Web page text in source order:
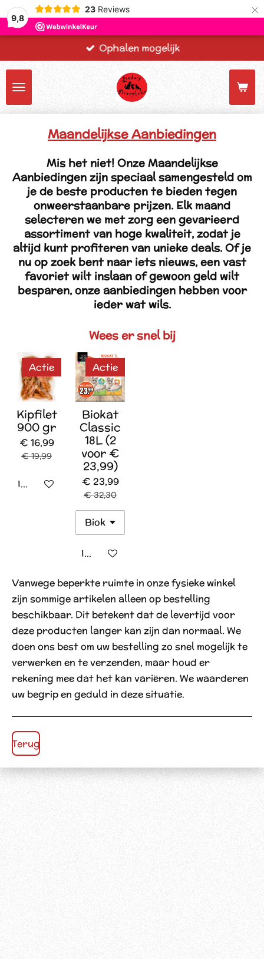
9,8
23 Reviews ×
Ophalen mogelijk
Maandelijkse Aanbiedingen
Mis het niet! Onze Maandelijkse
Aanbiedingenzijn speciaal samengesteld om
je de beste producten te bieden tegen
onweerstaanbare prijzen. Elk maand
selecteren we met zorg een gevarieerd
assortiment van hoge kwaliteit, zodat je
altijd kunt profiteren van unieke deals. Of je
nu op zoek bent naar iets nieuws, een vast
favoriet wilt inslaan of gewoon geld wilt
besparen, onze aanbiedingen hebben voor
ieder wat wils.
Wees er snel bij
Actie
Kipfilet
900 gr
€ 16,99
€ 19,99
In winkelwagen
Actie
Biokat
Classic
18L (2
voor €
23,99)
€ 23,99
€ 32,30
In winkelwagen
Vanwege beperkte ruimte in onze fysieke winkel
zijn sommige artikelen alleen op bestelling
beschikbaar. Dit betekent dat de levertijd voor
deze producten langer kan zijn dan normaal. We
doen ons best om uw bestelling zo snel mogelijk te
verwerken en te verzenden, maar houd er
rekening mee dat het kan variëren. We waarderen
uw begrip en geduld in deze situatie.
Terug